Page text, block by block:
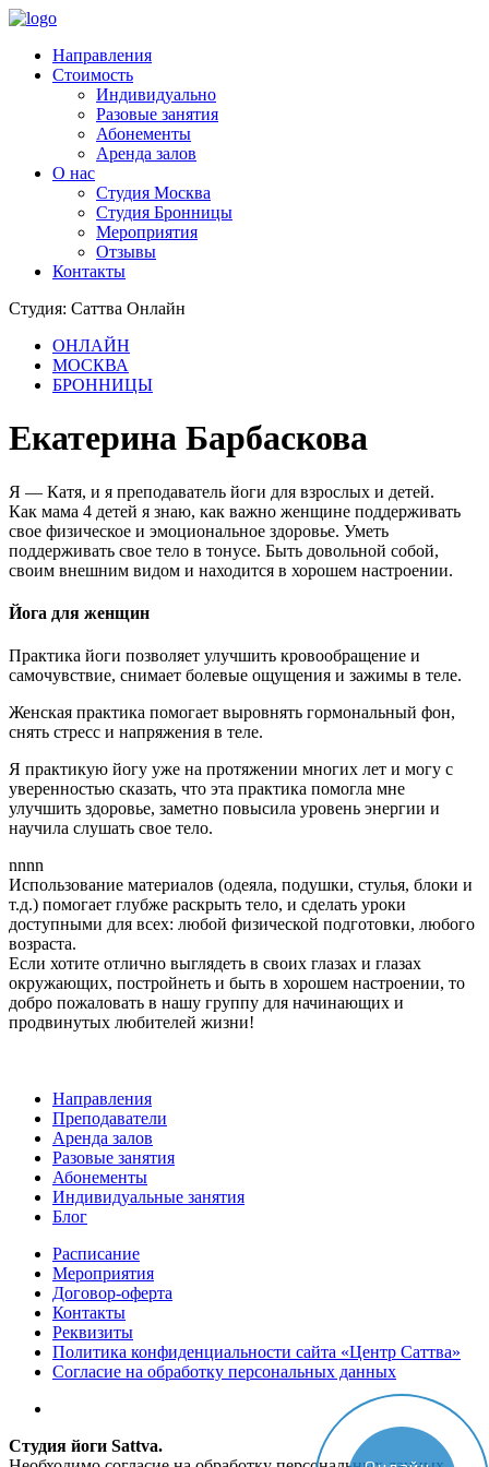
Направления
Стоимость
Индивидуально
Разовые занятия
Абонементы
Аренда залов
О нас
Студия Москва
Студия Бронницы
Мероприятия
Отзывы
Контакты
Студия: Саттва Онлайн
ОНЛАЙН
МОСКВА
БРОННИЦЫ
Екатерина Барбаскова
Я — Катя, и я преподаватель йоги для взрослых и детей.
Как мама 4 детей я знаю, как важно женщине поддерживать
свое физическое и эмоциональное здоровье. Уметь
поддерживать свое тело в тонусе. Быть довольной собой,
своим внешним видом и находится в хорошем настроении.
Йога для женщин
Практика йоги позволяет улучшить кровообращение и
самочувствие, снимает болевые ощущения и зажимы в теле.
Женская практика помогает выровнять гормональный фон,
снять стресс и напряжения в теле.
Я практикую йогу уже на протяжении многих лет и могу с
уверенностью сказать, что эта практика помогла мне
улучшить здоровье, заметно повысила уровень энергии и
научила слушать свое тело.
nnnn
Использование материалов (одеяла, подушки, стулья, блоки и
т.д.) помогает глубже раскрыть тело, и сделать уроки
доступными для всех: любой физической подготовки, любого
возраста.
Если хотите отлично выглядеть в своих глазах и глазах
окружающих, постройнеть и быть в хорошем настроении, то
добро пожаловать в нашу группу для начинающих и
продвинутых любителей жизни!
Направления
Преподаватели
Аренда залов
Разовые занятия
Абонементы
Индивидуальные занятия
Блог
Расписание
Мероприятия
Договор-оферта
Контакты
Реквизиты
Политика конфиденциальности сайта «Центр Саттва»
Согласие на обработку персональных данных
Студия йоги Sattva.